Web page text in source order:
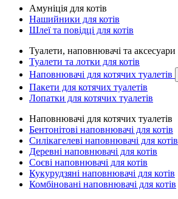
Амуніція для котів
Нашийники для котів
Шлеї та повідці для котів
Туалети, наповнювачі та аксесуари
Туалети та лотки для котів
Наповнювачі для котячих туалетів
Пакети для котячих туалетів
Лопатки для котячих туалетів
Наповнювачі для котячих туалетів
Бентонітові наповнювачі для котів
Силікагелеві наповнювачі для котів
Деревні наповнювачі для котів
Соєві наповнювачі для котів
Кукурудзяні наповнювачі для котів
Комбіновані наповнювачі для котів